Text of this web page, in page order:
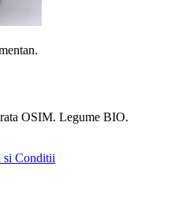
OSIM. Legume BIO.
si Conditii